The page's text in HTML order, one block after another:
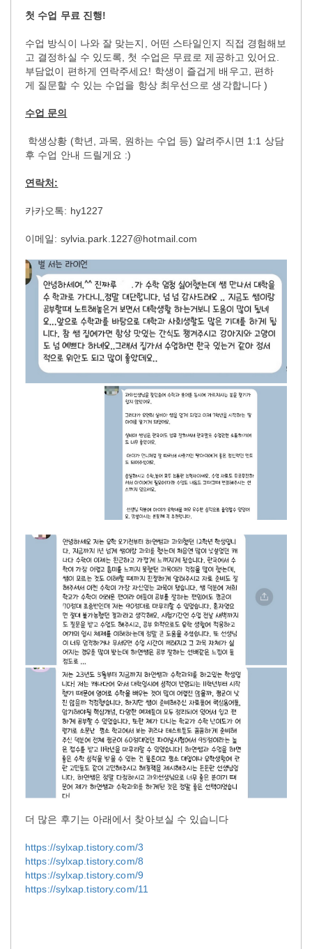
첫 수업 무료 진행!
수업 방식이 나와 잘 맞는지, 어떤 스타일인지 직접 경험해보
고 결정하실 수 있도록, 첫 수업은 무료로 제공하고 있어요.
부담없이 편하게 연락주세요! 학생이 즐겁게 배우고, 편하
게 질문할 수 있는 수업을 항상 최우선으로 생각합니다 )
수업 문의
학생상황 (학년, 과목, 원하는 수업 등) 알려주시면 1:1 상담
후 수업 안내 드릴게요 :)
연락처:
카카오톡: hy1227
이메일: sylvia.park.1227@hotmail.com
더 많은 후기는 아래에서 찾아보실 수 있습니다
https://sylxap.tistory.com/3
https://sylxap.tistory.com/8
https://sylxap.tistory.com/9
https://sylxap.tistory.com/11